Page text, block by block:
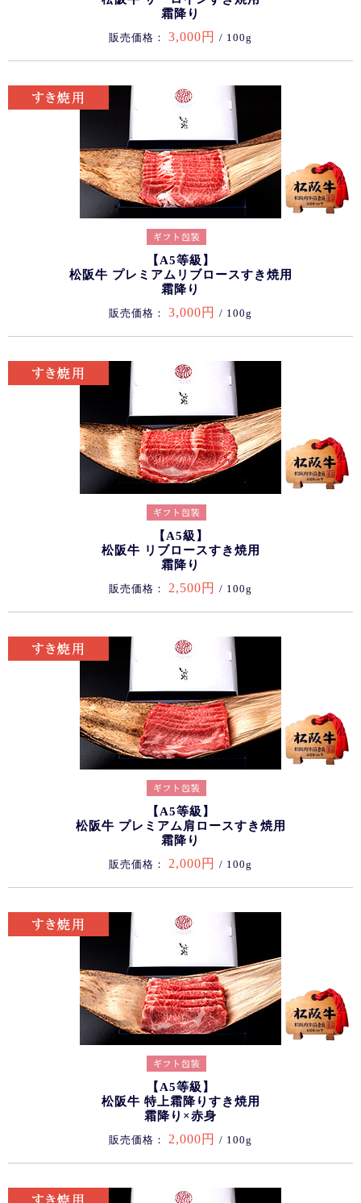
霜降り
販売価格： 3,000円 / 100g
【A5等級】
松阪牛 プレミアムリブロースすき焼用
霜降り
販売価格： 3,000円 / 100g
【A5級】
松阪牛 リブロースすき焼用
霜降り
販売価格： 2,500円 / 100g
【A5等級】
松阪牛 プレミアム肩ロースすき焼用
霜降り
販売価格： 2,000円 / 100g
【A5等級】
松阪牛 特上霜降りすき焼用
霜降り×赤身
販売価格： 2,000円 / 100g